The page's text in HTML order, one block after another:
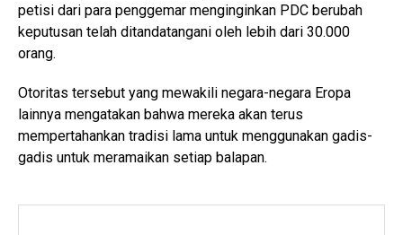
petisi dari para penggemar menginginkan PDC berubah
keputusan telah ditandatangani oleh lebih dari 30.000
orang.
Otoritas tersebut yang mewakili negara-negara Eropa
lainnya mengatakan bahwa mereka akan terus
mempertahankan tradisi lama untuk menggunakan gadis-
gadis untuk meramaikan setiap balapan.